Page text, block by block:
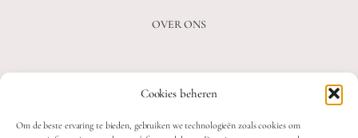
Cookies beheren
Om de beste ervaring te bieden, gebruiken we technologieën zoals cookies om
OVER ONS
VEELGESTELDE VRAGEN
OVER ONS